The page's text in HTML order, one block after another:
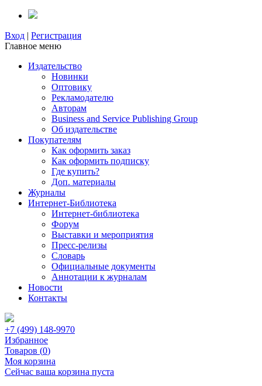
Вход | Регистрация
Главное меню
Издательство
Новинки
Оптовику
Рекламодателю
Авторам
Business and Service Publishing Group
Об издательстве
Покупателям
Как оформить заказ
Как оформить подписку
Где купить?
Доп. материалы
Журналы
Интернет-Библиотека
Интернет-библиотека
Форум
Выставки и мероприятия
Пресс-релизы
Словарь
Официальные документы
Аннотации к журналам
Новости
Контакты
+7 (499) 148-9970
Избранное
Товаров (0)
Моя корзина
Сейчас ваша корзина пуста